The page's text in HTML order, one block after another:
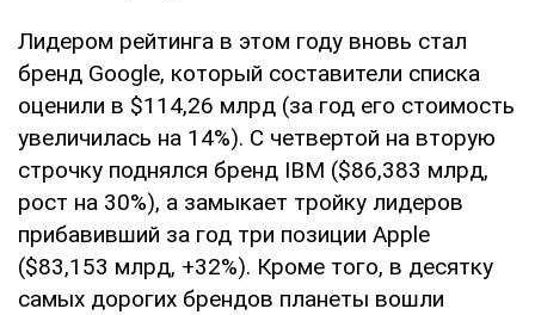
Лидером рейтинга в этом году вновь стал
бренд Google, который составители списка
оценили в $114,26 млрд (за год его стоимость
увеличилась на 14%). С четвертой на вторую
строчку поднялся бренд IBM ($86,383 млрд,
рост на 30%), а замыкает тройку лидеров
прибавивший за год три позиции Apple
($83,153 млрд, +32%). Кроме того, в десятку
самых дорогих брендов планеты вошли